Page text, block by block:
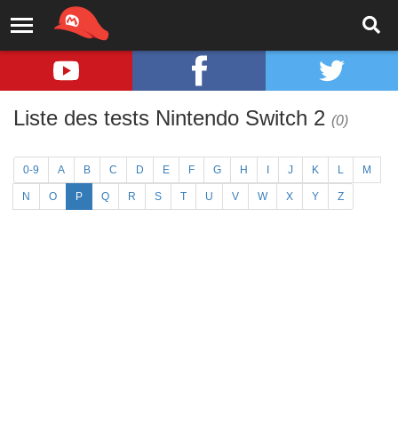
Liste des tests Nintendo Switch 2 (0)
0-9 A B C D E F G H J K L M
N O P Q R S T U V W X Y Z